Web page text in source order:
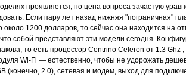
проявляется, но цена вопроса зачастую
Если пару лет назад нижняя "пограничная"
1200 долларов, то сейчас она находится на
собой представляют эти модели сегодня.
то есть процессор Centrino Celeron от 1.3 Ghz
Wi-Fi — естественно, чтобы не удорожать
(конечно, 2.0), сетевая и модем, выход для